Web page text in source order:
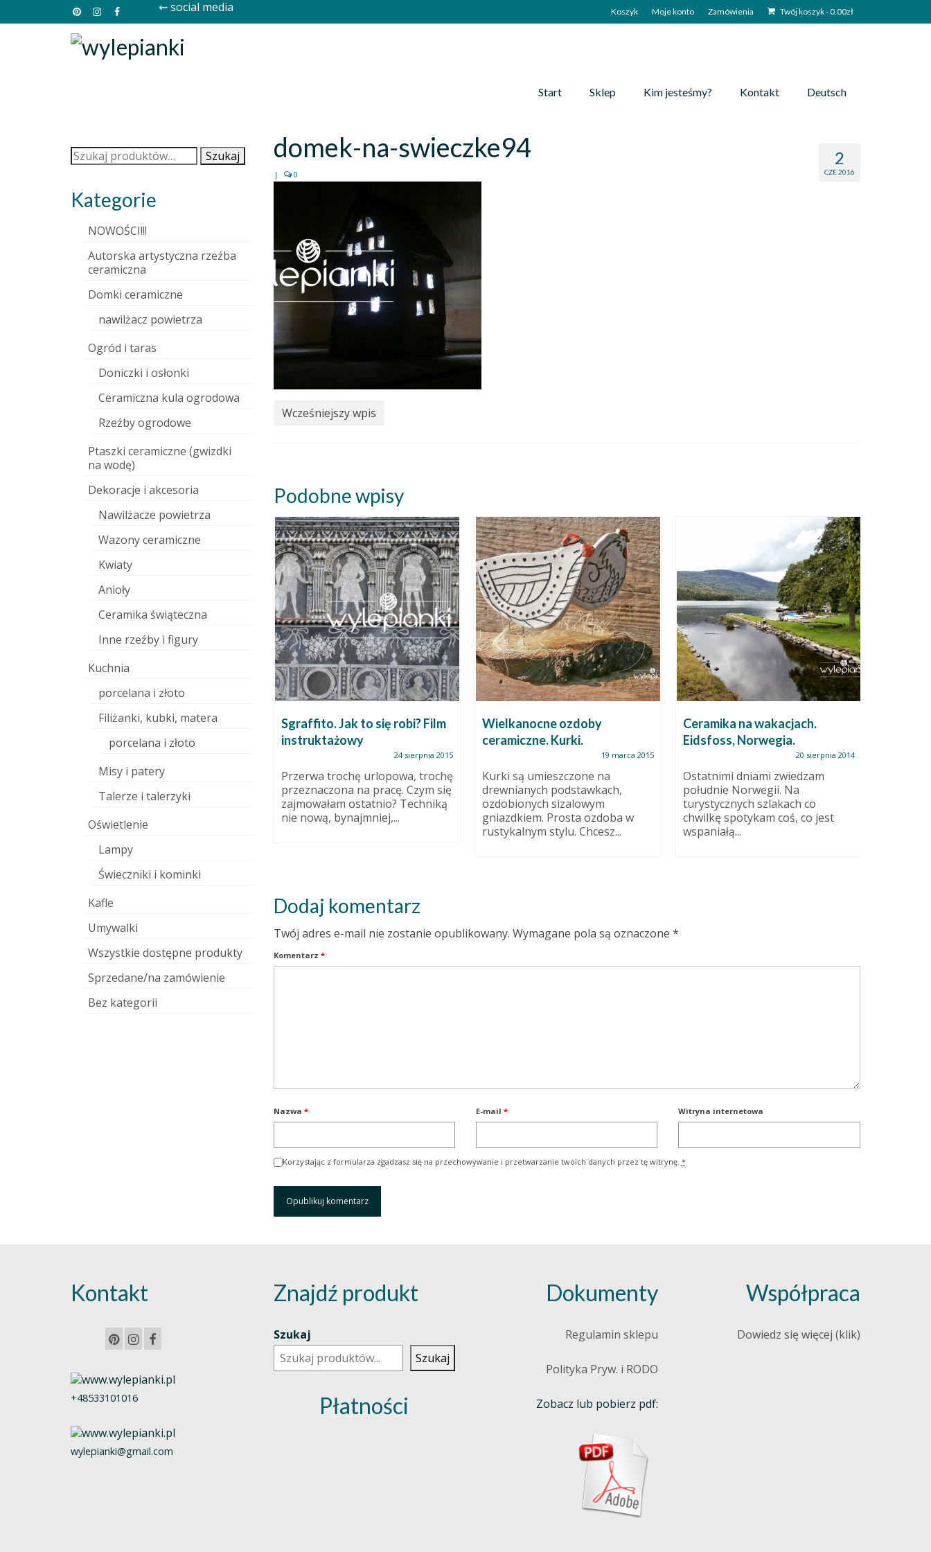
Koszyk Moje konto Zamówienia Twój koszyk-0.00zł
⇜ social media
Start Sklep Kim jesteśmy? Kontakt Deutsch
2
CZE 2016
domek-na-swieczke94
| 0
Wcześniejszy wpis
Podobne wpisy
Zestaw naczyń do
serwowania przekąsek. Rajski!
Zestaw mieszka w mieście
Einsteina. Sama dowiozłam drżąc
ilekroć drżał autobus wiozący
mnie przez śniegi,...
Sgraffito. Jak to się robi? Film
instruktażowy
24 sierpnia 2015
Przerwa trochę urlopowa, trochę
przeznaczona na pracę. Czym się
zajmowałam ostatnio? Techniką
nie nową, bynajmniej,...
Wielkanocne ozdoby
ceramiczne. Kurki.
19 marca 2015
Kurki są umieszczone na
drewnianych podstawkach,
ozdobionych sizalowym
gniazdkiem. Prosta ozdoba w
rustykalnym stylu. Chcesz...
Ceramika na wakacjach.
Eidsfoss, Norwegia.
20 sierpnia 2014
Ostatnimi dniami zwiedzam
południe Norwegii. Na
turystycznych szlakach co
chwilkę spotykam coś, co jest
wspaniałą...
Dodaj komentarz
Twój adres e-mail nie zostanie opublikowany. Wymagane pola są oznaczone *
Komentarz *
Nazwa * E-mail * Witryna internetowa
Korzystając z formularza zgadzasz się na przechowywanie i przetwarzanie twoich danych przez tę witrynę. *
Szukaj: Szukaj
Kategorie
NOWOŚCI!!!
Autorska artystyczna rzeźba
ceramiczna
Domki ceramiczne
nawilżacz powietrza
Ogród i taras
Doniczki i osłonki
Ceramiczna kula ogrodowa
Rzeźby ogrodowe
Ptaszki ceramiczne (gwizdki
na wodę)
Dekoracje i akcesoria
Nawilżacze powietrza
Wazony ceramiczne
Kwiaty
Anioły
Ceramika świąteczna
Inne rzeźby i figury
Kuchnia
porcelana i złoto
Filiżanki, kubki, matera
porcelana i złoto
Misy i patery
Talerze i talerzyki
Oświetlenie
Lampy
Świeczniki i kominki
Kafle
Umywalki
Wszystkie dostępne produkty
Sprzedane/na zamówienie
Bez kategorii
Kontakt
+48533101016
wylepianki@gmail.com
Znajdź produkt
Szukaj
Szukaj
Płatności
Dokumenty
Regulamin sklepu
Polityka Pryw. i RODO
Zobacz lub pobierz pdf:
Współpraca
Dowiedz się więcej (klik)